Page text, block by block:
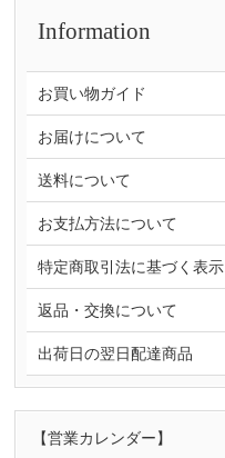
Information
お買い物ガイド
お届けについて
送料について
お支払方法について
特定商取引法に基づく表示
返品・交換について
出荷日の翌日配達商品
【営業カレンダー】